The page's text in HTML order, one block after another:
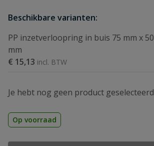
Beschikbare varianten:
PP inzetverloopring in buis 75 mm x 50
mm
€ 15,13
Je hebt nog geen product geselecteerd
Op voorraad